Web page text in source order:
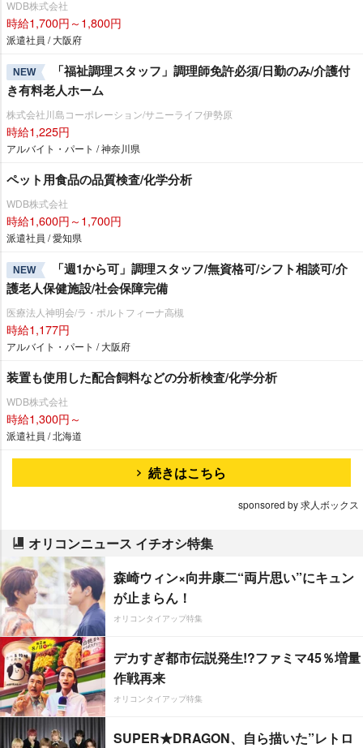
WDB株式会社
時給1,700円～1,800円
派遣社員 / 大阪府
NEW
「福祉調理スタッフ」調理師免許必須/日勤のみ/介護付
き有料老人ホーム
株式会社川島コーポレーション/サニーライフ伊勢原
時給1,225円
アルバイト・パート / 神奈川県
ペット用食品の品質検査/化学分析
WDB株式会社
時給1,600円～1,700円
派遣社員 / 愛知県
NEW
「週1から可」調理スタッフ/無資格可/シフト相談可/介
護老人保健施設/社会保障完備
医療法人神明会/ラ・ポルトフィーナ高槻
時給1,177円
アルバイト・パート / 大阪府
装置も使用した配合飼料などの分析検査/化学分析
WDB株式会社
時給1,300円～
派遣社員 / 北海道
続きはこちら
sponsored by 求人ボックス
オリコンニュース イチオシ特集
森崎ウィン×向井康二“両片思い”にキュン
が止まらん！
オリコンタイアップ特集
デカすぎ都市伝説発生!?ファミマ45％増量
作戦再来
オリコンタイアップ特集
SUPER★DRAGON、自ら描いた”レトロ